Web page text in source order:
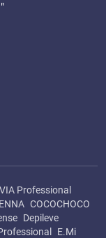
Professional
COCOCHOCO
Depileve
E.Mi